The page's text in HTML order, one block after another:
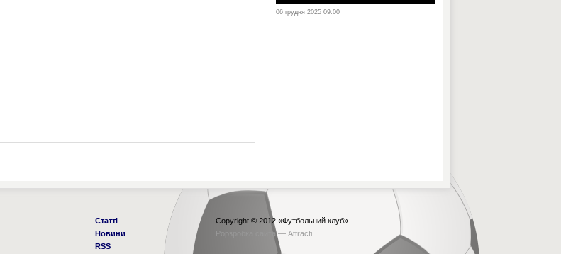
06 грудня 2025 09:00
Статті
Новини
RSS
Copyright © 2012 «Футбольний клуб»
Рорзробка сайта — Attracti